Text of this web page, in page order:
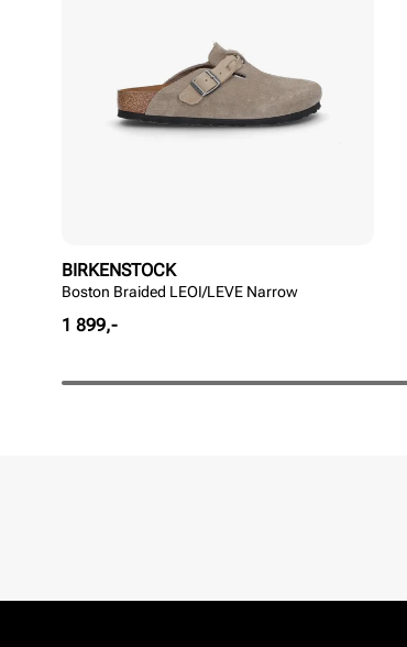
BIRKENSTOCK
Boston Braided LEOI/LEVE Narrow
Pris
1 899,-